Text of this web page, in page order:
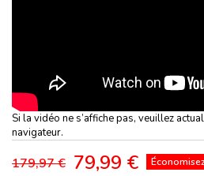
Si la vidéo ne s’affiche pas, veuillez
navigateur.
179,97 € 79,99 €